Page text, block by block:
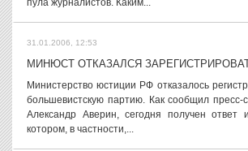
пула журналистов. Каким...
31.01.2006, 12:53
МИНЮСТ ОТКАЗАЛСЯ
Министерство юстиции РФ отказалось
большевистскую партию. Как сообщил пресс-
Александр Аверин, сегодня получен ответ
котором, в частности,...